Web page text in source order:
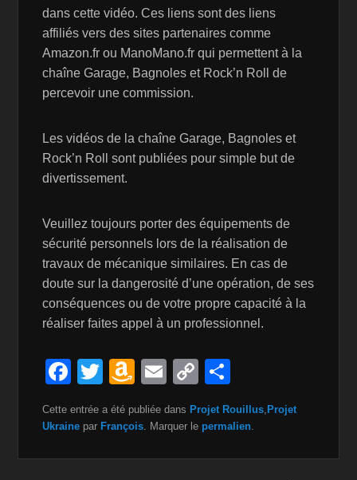
dans cette vidéo. Ces liens sont des liens
affiliés vers des sites partenaires comme
Amazon.fr ou ManoMano.fr qui permettent à la
chaîne Garage, Bagnoles et Rock’n Roll de
percevoir une commission.
Les vidéos de la chaîne Garage, Bagnoles et
Rock’n Roll sont publiées pour simple but de
divertissement.
Veuillez toujours porter des équipements de
sécurité personnels lors de la réalisation de
travaux de mécanique similaires. En cas de
doute sur la dangerosité d’une opération, de ses
conséquences ou de votre propre capacité à la
réaliser faites appel à un professionnel.
F
c
T
wi
tt
A
m
a
E
m
ail
C
o
p
ar
ta
Cette entrée a été publiée dans Projet Rouillus, Projet
Ukraine par François. Marquer le permalien.